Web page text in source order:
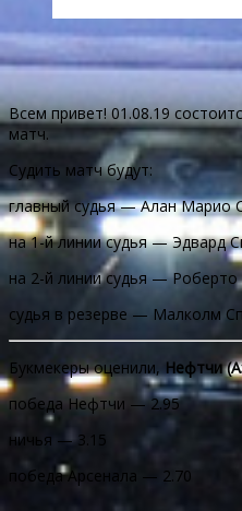
Всем привет! 01.08.19
матч.
Судить матч будут:
главный судья — Алан Марио
на 1-й линии судья — Эдвард
на 2-й линии судья — Роберто
судья в резерве — Малколм
Букмекеры оценили, Нефтчи
победа Нефтчи — 2.95
ничья — 3.15
победа Арсенала — 2.70